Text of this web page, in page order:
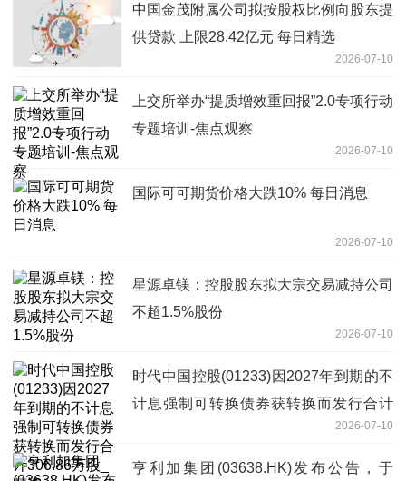
中国金茂附属公司拟按股权比例向股东提
供贷款 上限28.42亿元 每日精选
2026-07-10
上交所举办“提质增效重回报”2.0专项行动
专题培训-焦点观察
2026-07-10
国际可可期货价格大跌10% 每日消息
2026-07-10
星源卓镁：控股股东拟大宗交易减持公司
不超1.5%股份
2026-07-10
时代中国控股(01233)因2027年到期的不
计息强制可转换债券获转换而发行合计
2026-07-10
亨利加集团(03638.HK)发布公告，于